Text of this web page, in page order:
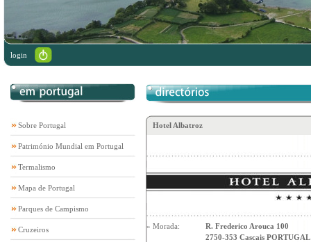
login
Sobre Portugal
Património Mundial em Portugal
Termalismo
Mapa de Portugal
Parques de Campismo
Cruzeiros
Hotel Albatroz
» Morada:
R. Frederico Arouca 100
2750-353 Cascais PORTUGAL